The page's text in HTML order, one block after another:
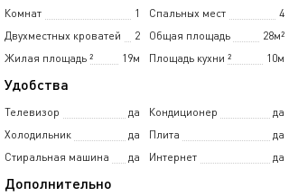
Комнат 1 Спальных мест
4
Двухместных кроватей
2 Общая площадь
28м²
Жилая площадь
19м
² Площадь кухни 10м
²
Удобства
Телевизор да Кондиционер
да
Холодильник
да Плита
да
Стиральная машина
да Интернет да
Дополнительно